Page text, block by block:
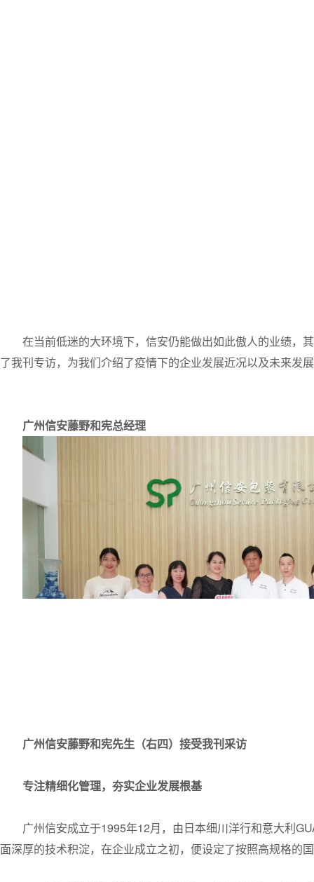
在当前低迷的大环境下，信安仍能做出如此傲人的业绩，
了我刊专访，为我们介绍了疫情下的企业发展近况以及未来发
广州信安藤野和宪总经理
广州信安藤野和宪先生 （右四）接受我刊采访
专注精细化管理，夯实企业发展根基
广州信安成立于1995年12月，由日本细川洋行和意大利
面深厚的技术积淀，在企业成立之初，便设定了按照高规格的